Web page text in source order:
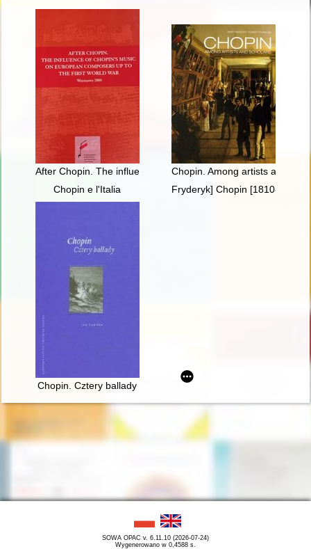
After Chopin. The influence of Chopin's music on European
Chopin. Among artists and
Chopin e l'Italia
Fryderyk] Chopin [1810-1849]
Chopin. Cztery ballady
SOWA OPAC v. 6.11.10 (2026-07-24)
Wygenerowano w 0,4588 s.